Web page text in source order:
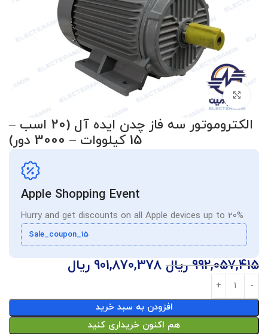
برای بزرگنمایی کلیک کنید
الکتروموتور سه فاز چدن ایده آل (20 اسب –
15 کیلووات – 3000 دور)
Apple Shopping Event
Hurry and get discounts on all Apple devices up to 20%
Sale_coupon_15
992,057,415 ریال 901,870,378 ریال
افزودن به سبد خرید
هم اکنون خریداری کنید